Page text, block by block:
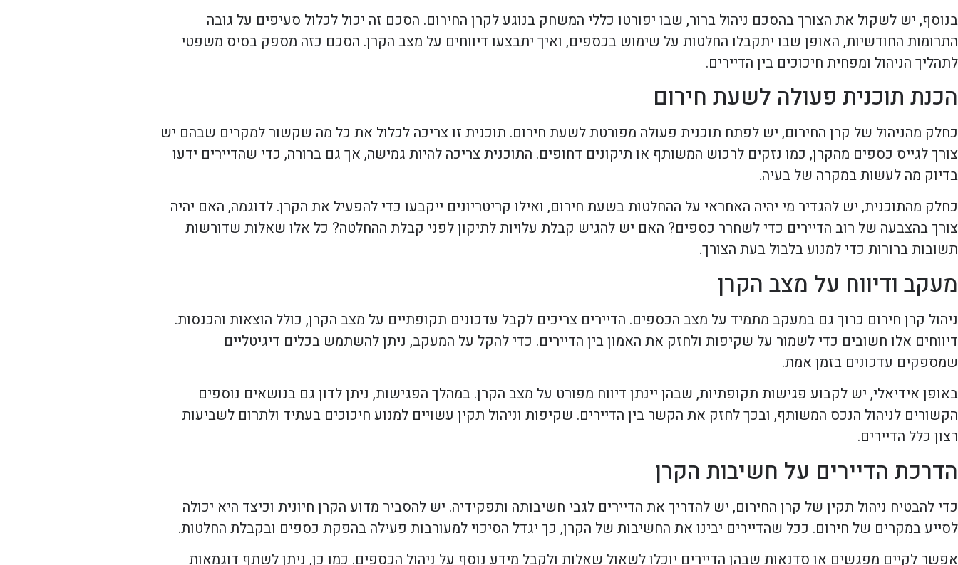
בנוסף, יש לשקול את הצורך בהסכם ניהול ברור, שבו יפורטו כללי המשחק בנוגע לקרן החירום. הסכם זה יכול לכלול סעיפים על גובה
התרומות החודשיות, האופן שבו יתקבלו החלטות על שימוש בכספים, ואיך יתבצעו דיווחים על מצב הקרן. הסכם כזה מספק בסיס משפטי
לתהליך הניהול ומפחית חיכוכים בין הדיירים.
הכנת תוכנית פעולה לשעת חירום
כחלק מהניהול של קרן החירום, יש לפתח תוכנית פעולה מפורטת לשעת חירום. תוכנית זו צריכה לכלול את כל מה שקשור למקרים שבהם יש
צורך לגייס כספים מהקרן, כמו נזקים לרכוש המשותף או תיקונים דחופים. התוכנית צריכה להיות גמישה, אך גם ברורה, כדי שהדיירים ידעו
בדיוק מה לעשות במקרה של בעיה.
כחלק מהתוכנית, יש להגדיר מי יהיה האחראי על ההחלטות בשעת חירום, ואילו קריטריונים ייקבעו כדי להפעיל את הקרן. לדוגמה, האם יהיה
צורך בהצבעה של רוב הדיירים כדי לשחרר כספים? האם יש להגיש קבלת עלויות לתיקון לפני קבלת ההחלטה? כל אלו שאלות שדורשות
תשובות ברורות כדי למנוע בלבול בעת הצורך.
מעקב ודיווח על מצב הקרן
ניהול קרן חירום כרוך גם במעקב מתמיד על מצב הכספים. הדיירים צריכים לקבל עדכונים תקופתיים על מצב הקרן, כולל הוצאות והכנסות.
דיווחים אלו חשובים כדי לשמור על שקיפות ולחזק את האמון בין הדיירים. כדי להקל על המעקב, ניתן להשתמש בכלים דיגיטליים
שמספקים עדכונים בזמן אמת.
באופן אידיאלי, יש לקבוע פגישות תקופתיות, שבהן יינתן דיווח מפורט על מצב הקרן. במהלך הפגישות, ניתן לדון גם בנושאים נוספים
הקשורים לניהול הנכס המשותף, ובכך לחזק את הקשר בין הדיירים. שקיפות וניהול תקין עשויים למנוע חיכוכים בעתיד ולתרום לשביעות
רצון כלל הדיירים.
הדרכת הדיירים על חשיבות הקרן
כדי להבטיח ניהול תקין של קרן החירום, יש להדריך את הדיירים לגבי חשיבותה ותפקידיה. יש להסביר מדוע הקרן חיונית וכיצד היא יכולה
לסייע במקרים של חירום. ככל שהדיירים יבינו את החשיבות של הקרן, כך יגדל הסיכוי למעורבות פעילה בהפקת כספים ובקבלת החלטות.
אפשר לקיים מפגשים או סדנאות שבהן הדיירים יוכלו לשאול שאלות ולקבל מידע נוסף על ניהול הכספים. כמו כן, ניתן לשתף דוגמאות